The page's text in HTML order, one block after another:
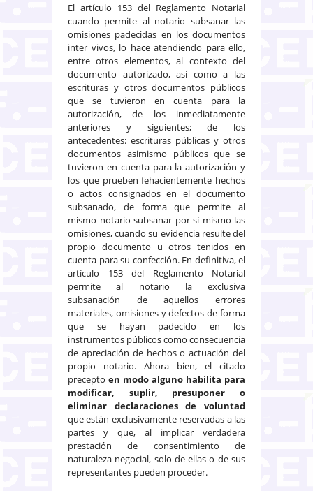
El artículo 153 del Reglamento Notarial
cuando permite al notario subsanar las
omisiones padecidas en los documentos
inter vivos, lo hace atendiendo para ello,
entre otros elementos, al contexto del
documento autorizado, así como a las
escrituras y otros documentos públicos
que se tuvieron en cuenta para la
autorización, de los inmediatamente
anteriores y siguientes; de los
antecedentes: escrituras públicas y otros
documentos asimismo públicos que se
tuvieron en cuenta para la autorización y
los que prueben fehacientemente hechos
o actos consignados en el documento
subsanado, de forma que permite al
mismo notario subsanar por sí mismo las
omisiones, cuando su evidencia resulte del
propio documento u otros tenidos en
cuenta para su confección. En definitiva, el
artículo 153 del Reglamento Notarial
permite al notario la exclusiva
subsanación de aquellos errores
materiales, omisiones y defectos de forma
que se hayan padecido en los
instrumentos públicos como consecuencia
de apreciación de hechos o actuación del
propio notario. Ahora bien, el citado
precepto en modo alguno habilita para
modificar, suplir, presuponer o
eliminar declaraciones de voluntad
que están exclusivamente reservadas a las
partes y que, al implicar verdadera
prestación de consentimiento de
naturaleza negocial, solo de ellas o de sus
representantes pueden proceder.